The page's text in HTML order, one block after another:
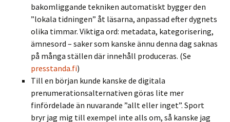
bakomliggande tekniken automatiskt bygger den
”lokala tidningen” åt läsarna, anpassad efter dygnets
olika timmar. Viktiga ord: metadata, kategorisering,
ämnesord – saker som kanske ännu denna dag saknas
på många ställen där innehåll produceras. (Se
presstanda.fi)
Till en början kunde kanske de digitala
prenumerationsalternativen göras lite mer
finfördelade än nuvarande ”allt eller inget”. Sport
bryr jag mig till exempel inte alls om, så kanske jag